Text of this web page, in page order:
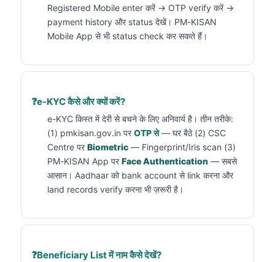
Registered Mobile enter करें → OTP verify करें →
payment history और status देखें। PM-KISAN
Mobile App से भी status check कर सकते हैं।
e-KYC कैसे और क्यों करें?
e-KYC किस्त में देरी से बचने के लिए अनिवार्य है। तीन तरीके:
(1) pmkisan.gov.in परOTP से— घर बैठे (2) CSC
Centre परBiometric — Fingerprint/Iris scan (3)
PM-KISAN App परFace Authentication — सबसे
आसान। Aadhaar को bank account से link करना और
land records verify करना भी ज़रूरी है।
Beneficiary List में नाम कैसे देखें?